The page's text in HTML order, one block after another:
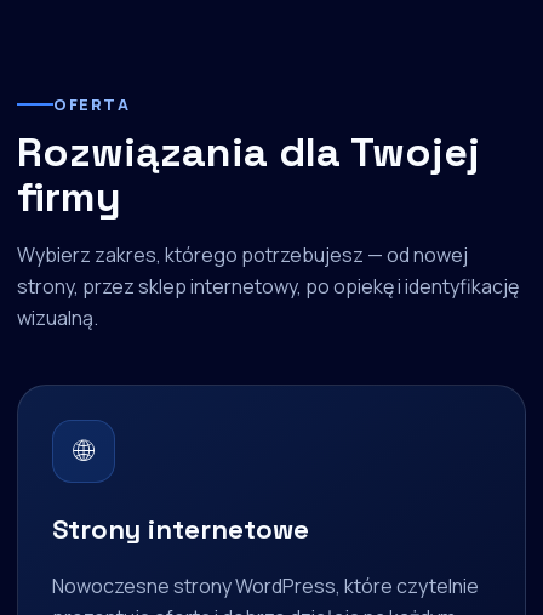
OFERTA
Rozwiązania dla Twojej
firmy
Wybierz zakres, którego potrzebujesz — od nowej
strony, przez sklep internetowy, po opiekę i identyfikację
wizualną.
🌐
Strony internetowe
Nowoczesne strony WordPress, które czytelnie